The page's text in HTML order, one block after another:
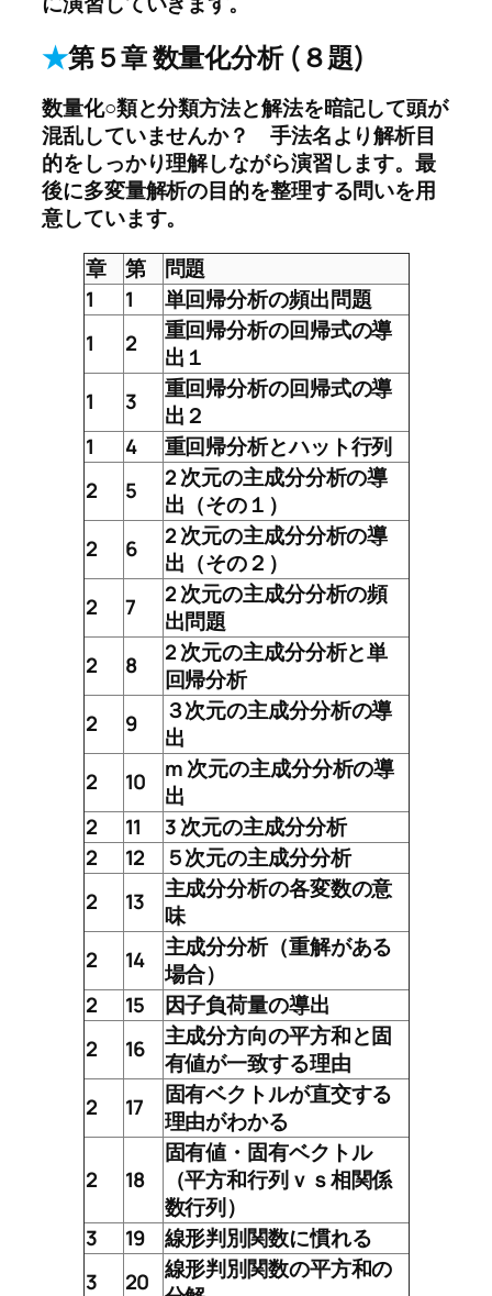
★第５章 数量化分析 (８題)
数量化○類と分類方法と解法を暗記して頭が
混乱していませんか？ 手法名より解析目
的をしっかり理解しながら演習します。最
後に多変量解析の目的を整理する問いを用
意しています。
章
第
問題
1
1
単回帰分析の頻出問題
1
2
重回帰分析の回帰式の導
出１
1
3
重回帰分析の回帰式の導
出２
1
4
重回帰分析とハット行列
2
5
2 次元の主成分分析の導
出（その１）
2
6
2 次元の主成分分析の導
出（その２）
2
7
2 次元の主成分分析の頻
出問題
2
8
2 次元の主成分分析と単
回帰分析
2
9
３次元の主成分分析の導
出
2
10
m 次元の主成分分析の導
出
2
11
3 次元の主成分分析
2
12
５次元の主成分分析
2
13
主成分分析の各変数の意
味
2
14
主成分分析（重解がある
場合）
2
15
因子負荷量の導出
2
16
主成分方向の平方和と固
有値が一致する理由
2
17
固有ベクトルが直交する
理由がわかる
2 18
固有値・固有ベクトル
（平方和行列ｖｓ相関係
数行列）
3
19
線形判別関数に慣れる
3
20 線形判別関数の平方和の